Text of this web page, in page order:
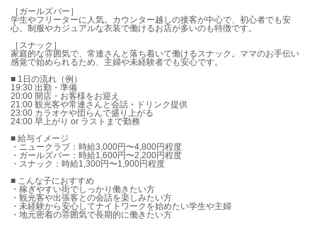
［ガールズバー］
学生やフリーターに人気。カウンター越しの接客が中心で、初心者でも安
心。制服やカジュアルな衣装で働けるお店が多いのも特徴です。
［スナック］
家庭的な雰囲気で、常連さんと落ち着いて働けるスナック。ママのお手伝い
感覚で始められるため、主婦や未経験者でも安心です。
■ 1日の流れ（例）
19:30 出勤・準備
20:00 開店・お客様をお迎え
21:00 観光客や常連さんと会話・ドリンク提供
23:00 カラオケや団らんで盛り上がる
24:00 早上がり or ラストまで勤務
■ 給与イメージ
・ニュークラブ：時給3,000円〜4,800円程度
・ガールズバー：時給1,600円〜2,200円程度
・スナック：時給1,300円〜1,900円程度
■ こんな子におすすめ
・稼ぎやすい街でしっかり働きたい方
・観光客や出張客との会話を楽しみたい方
・未経験から安心してナイトワークを始めたい学生や主婦
・地元密着の雰囲気で長期的に働きたい方